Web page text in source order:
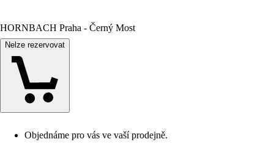
HORNBACH Praha - Černý Most
Nelze rezervovat
Objednáme pro vás ve vaší prodejně.